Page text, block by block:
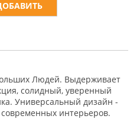
Людей. Выдерживает
солидный, уверенный
Универсальный дизайн -
интерьеров.